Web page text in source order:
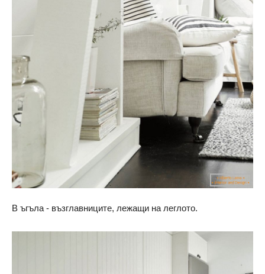
В ъгъла - възглавниците, лежащи на леглото.